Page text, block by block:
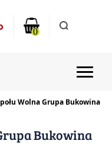
0
Wolna Grupa Bukowina
Bukowina